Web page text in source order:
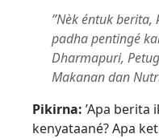
”Nèk éntuk
padha pentingé
Dharmapuri,
Makanan dan
Pikirna: ’Apa berita
kenyataané? Apa